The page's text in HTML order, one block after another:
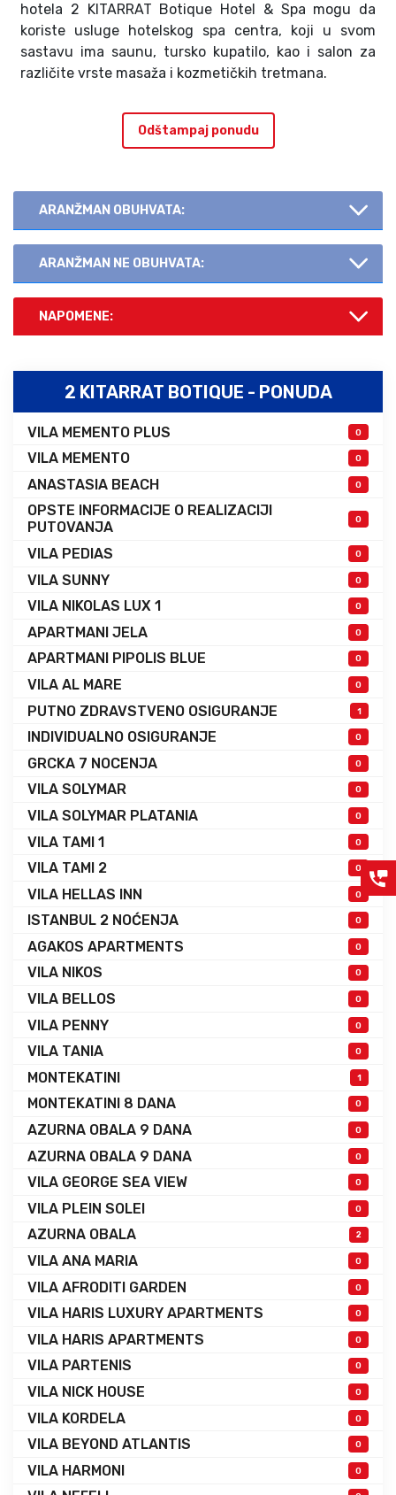
hotela 2 KITARRAT Botique Hotel & Spa mogu da
koriste usluge hotelskog spa centra, koji u svom
sastavu ima saunu, tursko kupatilo, kao i salon za
različite vrste masaža i kozmetičkih tretmana.
Odštampaj ponudu
ARANŽMAN OBUHVATA:
ARANŽMAN NE OBUHVATA:
NAPOMENE:
2 KITARRAT BOTIQUE - PONUDA
VILA MEMENTO PLUS 0
VILA MEMENTO 0
ANASTASIA BEACH 0
OPSTE INFORMACIJE O REALIZACIJI
PUTOVANJA
0
VILA PEDIAS 0
VILA SUNNY 0
VILA NIKOLAS LUX 1 0
APARTMANI JELA 0
APARTMANI PIPOLIS BLUE 0
VILA AL MARE 0
PUTNO ZDRAVSTVENO OSIGURANJE 1
INDIVIDUALNO OSIGURANJE 0
GRCKA 7 NOCENJA 0
VILA SOLYMAR 0
VILA SOLYMAR PLATANIA 0
VILA TAMI 1 0
VILA TAMI 2 0
VILA HELLAS INN 0
ISTANBUL 2 NOĆENJA 0
AGAKOS APARTMENTS 0
VILA NIKOS 0
VILA BELLOS 0
VILA PENNY 0
VILA TANIA 0
MONTEKATINI 1
MONTEKATINI 8 DANA 0
AZURNA OBALA 9 DANA 0
AZURNA OBALA 9 DANA 0
VILA GEORGE SEA VIEW 0
VILA PLEIN SOLEI 0
AZURNA OBALA 2
VILA ANA MARIA 0
VILA AFRODITI GARDEN 0
VILA HARIS LUXURY APARTMENTS 0
VILA HARIS APARTMENTS 0
VILA PARTENIS 0
VILA NICK HOUSE 0
VILA KORDELA 0
VILA BEYOND ATLANTIS 0
VILA HARMONI 0